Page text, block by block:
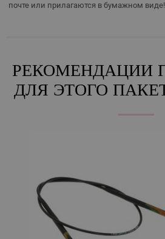
почте или прилагаются в бумажном виде!
РЕКОМЕНДАЦИИ
ДЛЯ ЭТОГО